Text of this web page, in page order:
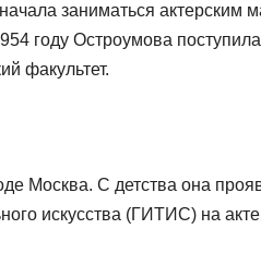
заниматься актерским
году Остроумова
факультет.
Москва. С детства она
искусства (ГИТИС) на